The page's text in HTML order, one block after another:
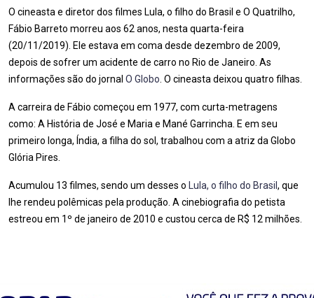
O cineasta e diretor dos filmes Lula, o filho do Brasil e O Quatrilho,
Fábio Barreto morreu aos 62 anos, nesta quarta-feira
(20/11/2019). Ele estava em coma desde dezembro de 2009,
depois de sofrer um acidente de carro no Rio de Janeiro. As
informações são do jornal O Globo . O cineasta deixou quatro filhas.
A carreira de Fábio começou em 1977, com curta-metragens
como: A História de José e Maria e Mané Garrincha. E em seu
primeiro longa, Índia, a filha do sol, trabalhou com a atriz da Globo
Glória Pires.
Acumulou 13 filmes, sendo um desses o Lula, o filho do Brasil , que
lhe rendeu polêmicas pela produção. A cinebiografia do petista
estreou em 1º de janeiro de 2010 e custou cerca de R$ 12 milhões.